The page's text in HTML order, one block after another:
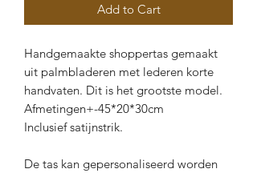
Add to Cart
Handgemaakte shoppertas gemaakt
uit palmbladeren met lederen korte
handvaten. Dit is het grootste model.
Afmetingen+-45*20*30cm
Inclusief satijnstrik.
De tas kan gepersonaliseerd worden